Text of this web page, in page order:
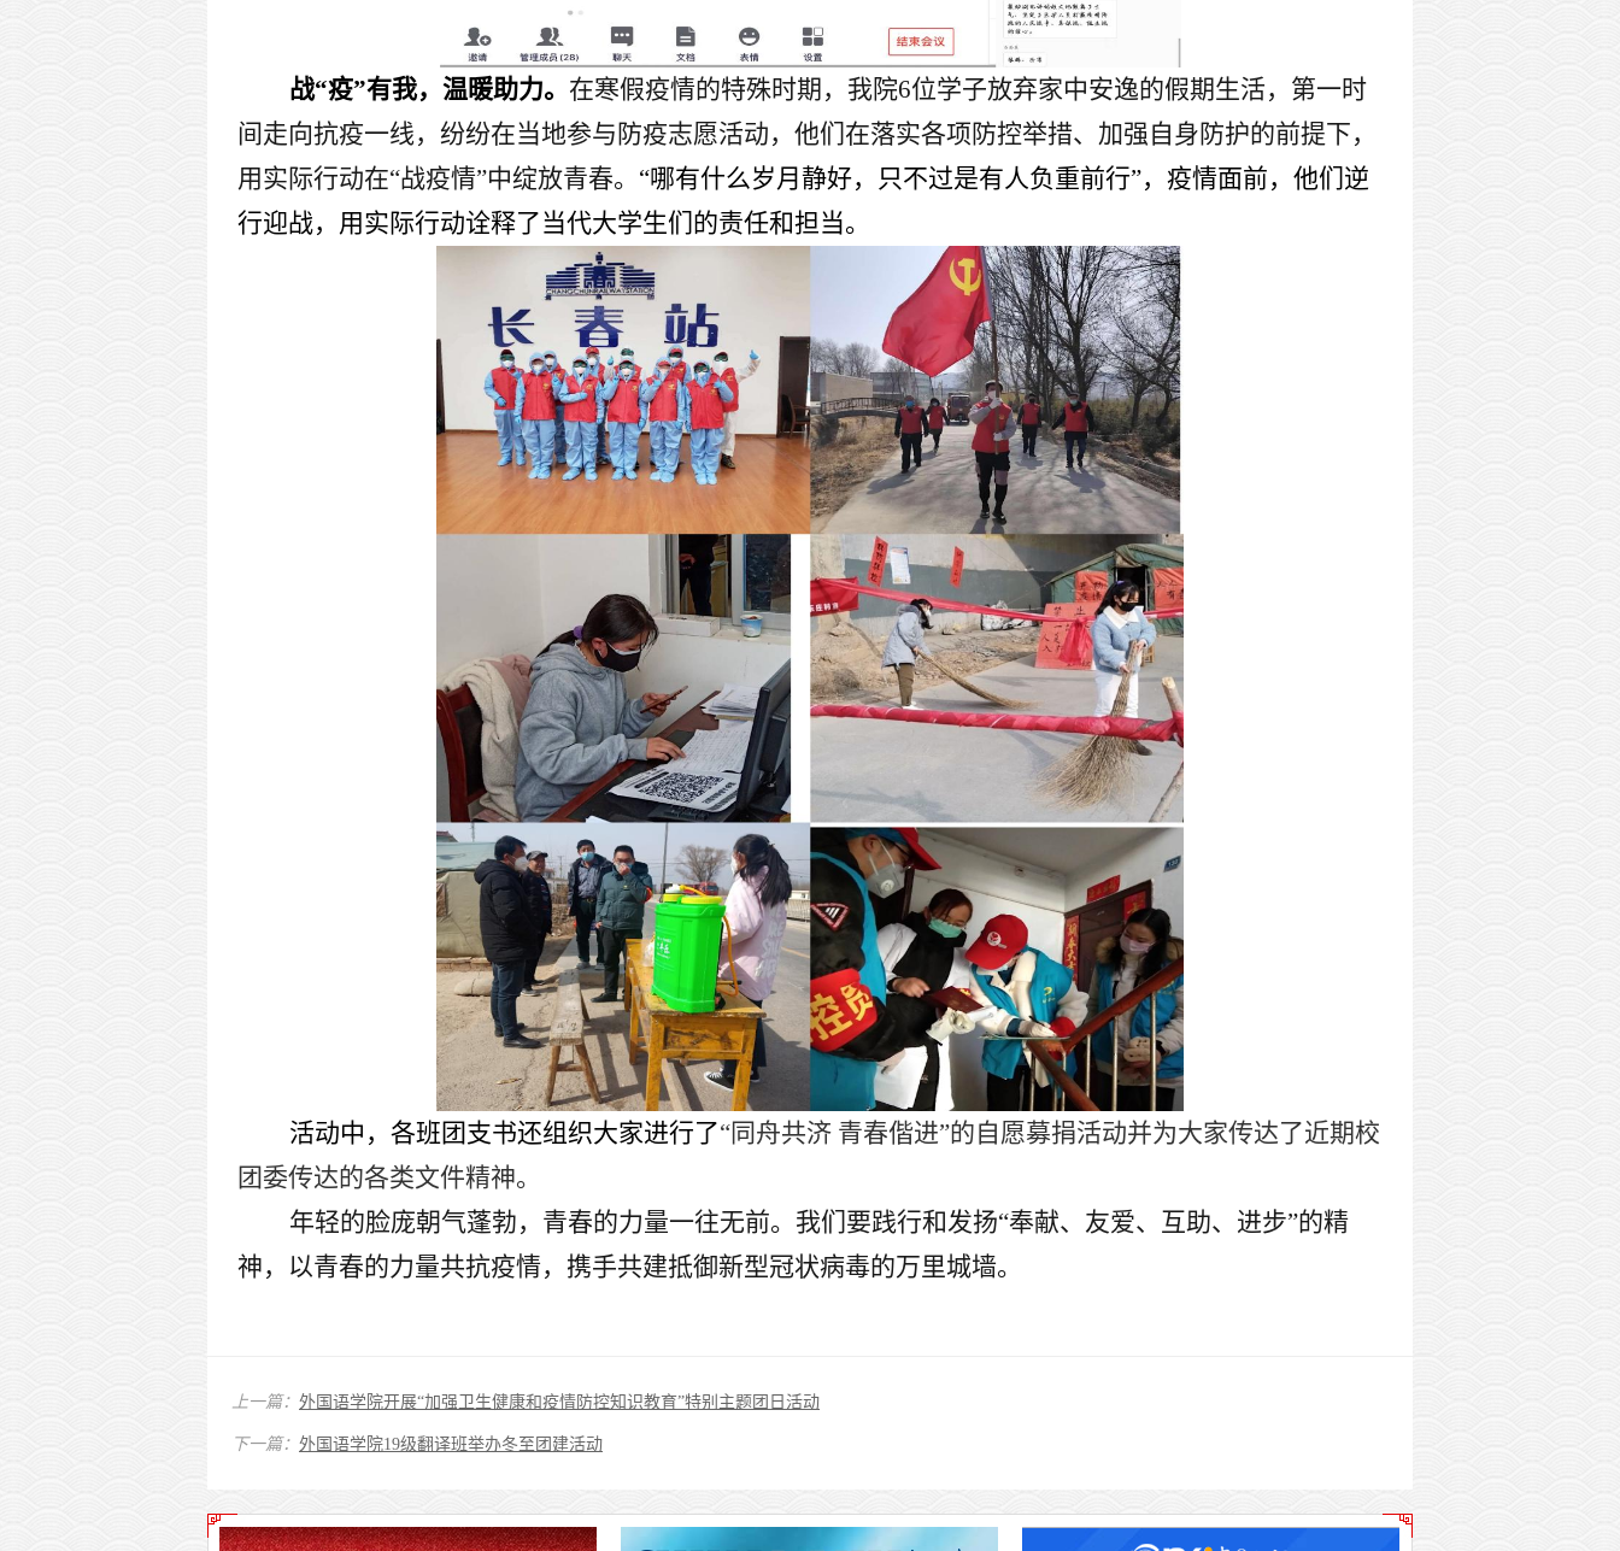
战“疫”有我，温暖助力。 在寒假疫情的特殊时期，我院6位学子放弃家中安逸的假期生活，第一时
间走向抗疫一线，纷纷在当地参与防疫志愿活动，他们在落实各项防控举措、加强自身防护的前提下，
用实际行动在“战疫情”中绽放青春。 “哪有什么岁月静好，只不过是有人负重前行”，疫情面前，他们逆
行迎战，用实际行动诠释了当代大学生们的责任和担当。
活动中，各班团支书还组织大家进行了“同舟共济 青春偕进”的自愿募捐活动并为大家传达了近期校
团委传达的各类文件精神。
年轻的脸庞朝气蓬勃，青春的力量一往无前。我们要践行和发扬“奉献、友爱、互助、进步”的精
神，以青春的力量共抗疫情，携手共建抵御新型冠状病毒的万里城墙。
上一篇： 外国语学院开展“加强卫生健康和疫情防控知识教育”特别主题团日活动
下一篇： 外国语学院19级翻译班举办冬至团建活动